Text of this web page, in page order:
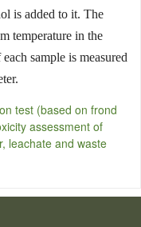
is added to it. The
temperature in the
sample is measured
test (based on frond
assessment of
leachate and waste